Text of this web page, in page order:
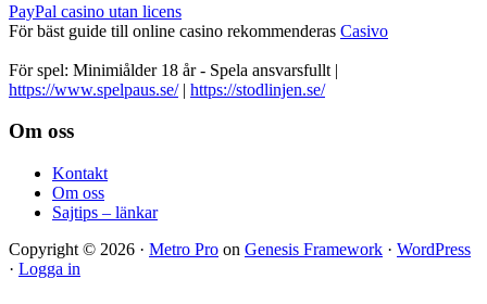
PayPal casino utan licens
För bäst guide till online casino rekommenderas Casivo
För spel: Minimiålder 18 år - Spela ansvarsfullt |
https://www.spelpaus.se/| https://stodlinjen.se/
Footer
Om oss
Kontakt
Om oss
Sajtips – länkar
Copyright © 2026 · Metro Pro on Genesis Framework · WordPress
· Logga in